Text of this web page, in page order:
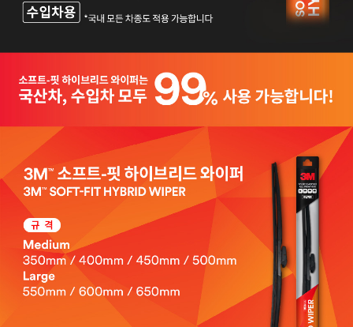
페이코 라이
구매